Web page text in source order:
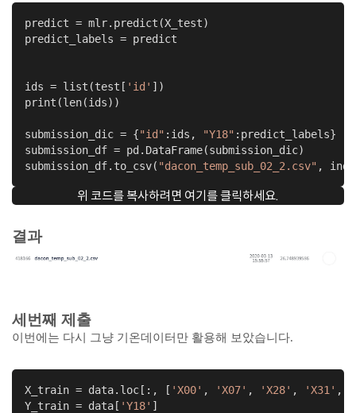
predict = mlr.predict(X_test)
predict_labels = predict
ids = list(test[ 'id' ])
print(len(ids))
submission_dic = {"id" :ids, "Y18" :predict_labels}
submission_df = pd.DataFrame(submission_dic)
submission_df.to_csv( "dacon_temp_sub_02_2.csv" ,
위 코드를 복사하려면 여기를 클릭하세요.
결과
세번째 제출
이번에는 다시 그냥 기온데이터만 활용해 보았습니다.
X_train = data.loc[:, [ 'X00' , 'X07' , 'X28' , 'X31' ,
Y_train = data[ 'Y18' ]